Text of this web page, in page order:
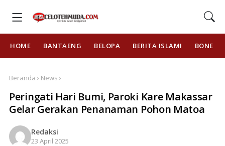
HOME BANTAENG BELOPA BERITA ISLAMI BONE
Beranda › News ›
Peringati Hari Bumi, Paroki Kare Makassar
Gelar Gerakan Penanaman Pohon Matoa
Redaksi
23 April 2025